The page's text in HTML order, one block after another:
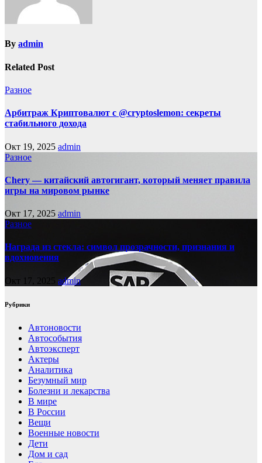
By admin
Related Post
Разное
Арбитраж Криптовалют с @cryptoslemon: секреты
стабильного дохода
Окт 19, 2025 admin
Разное
Chery — китайский автогигант, который меняет правила
игры на мировом рынке
Окт 17, 2025 admin
Разное
Награда из стекла: символ прозрачности, признания и
вдохновения
Окт 17, 2025 admin
Рубрики
Автоновости
Автособытия
Автоэксперт
Актеры
Аналитика
Безумный мир
Болезни и лекарства
В мире
В России
Вещи
Военные новости
Дети
Дом и сад